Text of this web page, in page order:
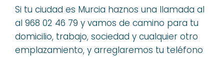
Si tu ciudad es Murcia haznos una llamada al
al 968 02 46 79 y vamos de camino para tu
domicilio, trabajo, sociedad y cualquier otro
emplazamiento, y arreglaremos tu teléfono